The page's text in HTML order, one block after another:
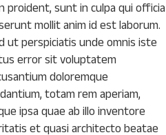
proident, sunt in culpa qui officia
mollit anim id est laborum.
ut perspiciatis unde omnis iste
error sit voluptatem
doloremque
totam rem aperiam,
ipsa quae ab illo inventore
et quasi architecto beatae